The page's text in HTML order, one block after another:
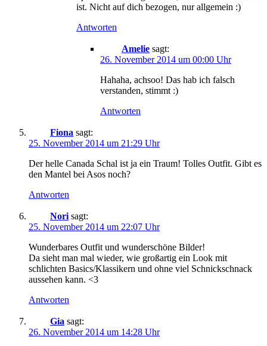
ist. Nicht auf dich bezogen, nur allgemein :)
Antworten
Amelie sagt:
26. November 2014 um 00:00 Uhr
Hahaha, achsoo! Das hab ich falsch
verstanden, stimmt :)
Antworten
Fiona sagt:
25. November 2014 um 21:29 Uhr
Der helle Canada Schal ist ja ein Traum! Tolles Outfit. Gibt es
den Mantel bei Asos noch?
Antworten
Nori sagt:
25. November 2014 um 22:07 Uhr
Wunderbares Outfit und wunderschöne Bilder!
Da sieht man mal wieder, wie großartig ein Look mit
schlichten Basics/Klassikern und ohne viel Schnickschnack
aussehen kann. <3
Antworten
Gia sagt:
26. November 2014 um 14:28 Uhr